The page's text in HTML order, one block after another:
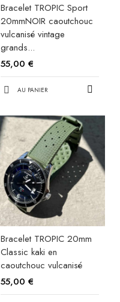
Bracelet TROPIC Sport
20mmNOIR caoutchouc
vulcanisé vintage
grands...
55,00 €
AU PANIER
Bracelet TROPIC 20mm
Classic kaki en
caoutchouc vulcanisé
55,00 €